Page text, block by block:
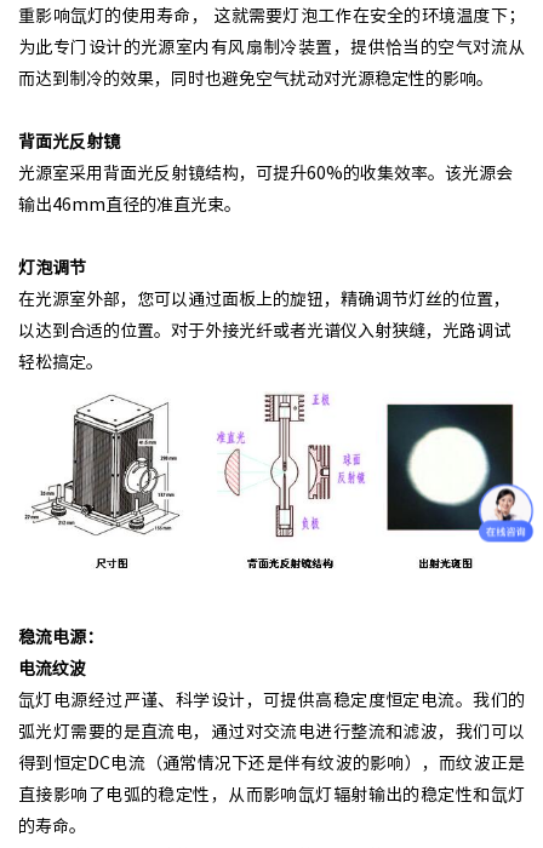
重影响氙灯的使用寿命， 这就需要灯泡工作在安全的环境温度下；
为此专门设计的光源室内有风扇制冷装置，提供恰当的空气对流从
而达到制冷的效果，同时也避免空气扰动对光源稳定性的影响。
背面光反射镜
光源室采用背面光反射镜结构，可提升60%的收集效率。该光源会
输出46mm直径的准直光束。
灯泡调节
在光源室外部，您可以通过面板上的旋钮，精确调节灯丝的位置，
以达到合适的位置。对于外接光纤或者光谱仪入射狭缝，光路调试
轻松搞定。
稳流电源：
电流纹波
氙灯电源经过严谨、科学设计，可提供高稳定度恒定电流。我们的
弧光灯需要的是直流电，通过对交流电进行整流和滤波，我们可以
得到恒定DC电流（通常情况下还是伴有纹波的影响），而纹波正是
直接影响了电弧的稳定性，从而影响氙灯辐射输出的稳定性和氙灯
的寿命。